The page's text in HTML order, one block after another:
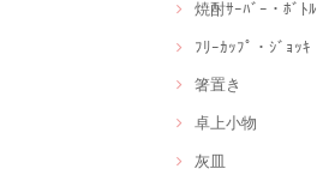
焼酎ｻｰﾊﾞｰ・ﾎﾞﾄﾙ
ﾌﾘｰｶｯﾌﾟ・ｼﾞｮｯｷ
箸置き
卓上小物
灰皿